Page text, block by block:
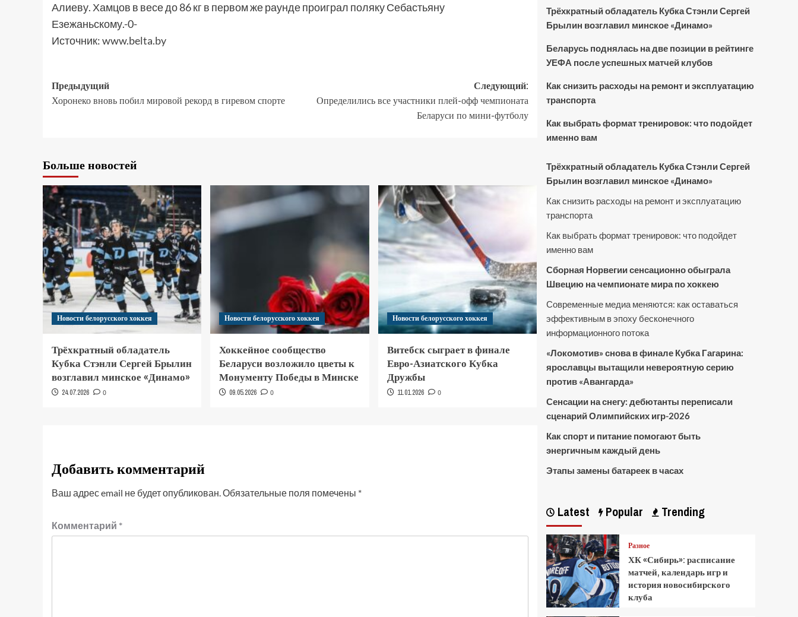
Алиеву. Хамцов в весе до 86 кг в первом же раунде проиграл поляку Себастьяну
Езежаньскому.-0-
Источник:www.belta.by
Предыдущий
Хоронеко вновь побил мировой рекорд в гиревом спорте
Следующий:
Определились все участники плей-офф чемпионата
Беларуси по мини-футболу
Больше новостей
Новости белорусского хоккея
Трёхкратный обладатель
Кубка Стэнли Сергей Брылин
возглавил минское «Динамо»
24.07.2026 0
Новости белорусского хоккея
Хоккейное сообщество
Беларуси возложило цветы к
Монументу Победы в Минске
09.05.2026 0
Новости белорусского хоккея
Витебск сыграет в финале
Евро-Азиатского Кубка
Дружбы
11.01.2026 0
Добавить комментарий
Ваш адрес email не будет опубликован.Обязательные поля помечены *
Комментарий *
Трёхкратный обладатель Кубка Стэнли Сергей
Брылин возглавил минское «Динамо»
Беларусь поднялась на две позиции в рейтинге
УЕФА после успешных матчей клубов
Как снизить расходы на ремонт и эксплуатацию
транспорта
Как выбрать формат тренировок: что подойдет
именно вам
Трёхкратный обладатель Кубка Стэнли Сергей
Брылин возглавил минское «Динамо»
Как снизить расходы на ремонт и эксплуатацию
транспорта
Как выбрать формат тренировок: что подойдет
именно вам
Сборная Норвегии сенсационно обыграла
Швецию на чемпионате мира по хоккею
Современные медиа меняются: как оставаться
эффективным в эпоху бесконечного
информационного потока
«Локомотив» снова в финале Кубка Гагарина:
ярославцы вытащили невероятную серию
против «Авангарда»
Сенсации на снегу: дебютанты переписали
сценарий Олимпийских игр-2026
Как спорт и питание помогают быть
энергичным каждый день
Этапы замены батареек в часах
Latest Popular Trending
Разное
ХК «Сибирь»: расписание
матчей, календарь игр и
история новосибирского
клуба